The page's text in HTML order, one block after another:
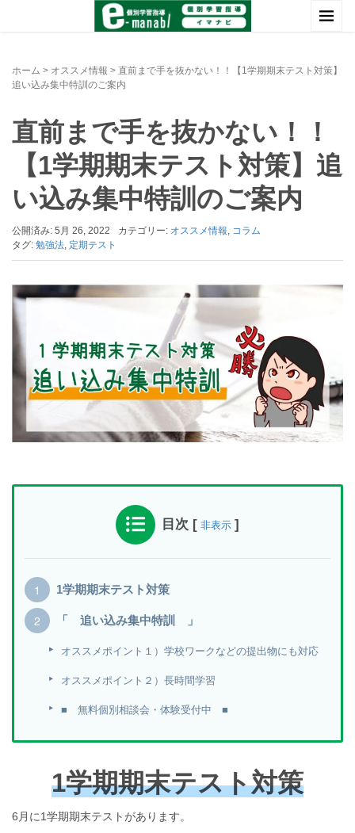
ホーム > オススメ情報 > 直前まで手を抜かない！！【1学期期末テスト対策】
追い込み集中特訓のご案内
直前まで手を抜かない！！
【1学期期末テスト対策】追
い込み集中特訓のご案内
公開済み: 5月 26, 2022 カテゴリー: オススメ情報, コラム
タグ: 勉強法, 定期テスト
目次 [ 非表示 ]
1学期期末テスト対策
「 追い込み集中特訓 」
オススメポイント１）学校ワークなどの提出物にも対応
オススメポイント２）長時間学習
■ 無料個別相談会・体験受付中 ■
1学期期末テスト対策
6月に1学期期末テストがあります。